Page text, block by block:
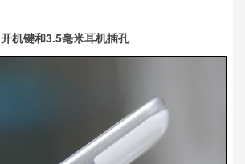
开机键和3.5毫米耳机插孔